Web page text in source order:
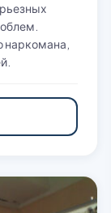
наркомана,